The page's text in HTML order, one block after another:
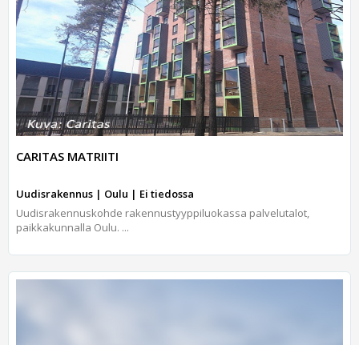
CARITAS MATRIITI
Uudisrakennus | Oulu | Ei tiedossa
Uudisrakennuskohde rakennustyyppiluokassa palvelutalot,
paikkakunnalla Oulu. ...